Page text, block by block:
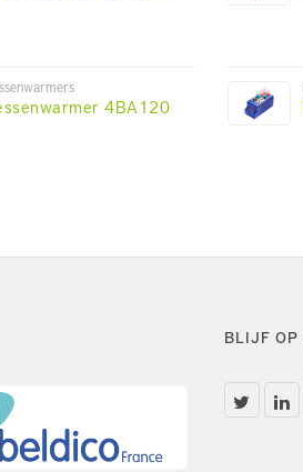
4BA120
BLIJF OP